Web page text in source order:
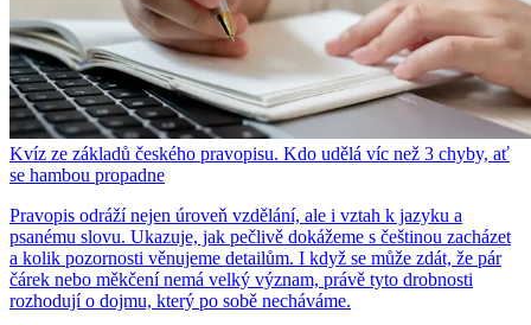
Kvíz ze základů českého pravopisu. Kdo udělá víc než 3 chyby, ať
se hambou propadne
Pravopis odráží nejen úroveň vzdělání, ale i vztah k jazyku a
psanému slovu. Ukazuje, jak pečlivě dokážeme s češtinou zacházet
a kolik pozornosti věnujeme detailům. I když se může zdát, že pár
čárek nebo měkčení nemá velký význam, právě tyto drobnosti
rozhodují o dojmu, který po sobě necháváme.